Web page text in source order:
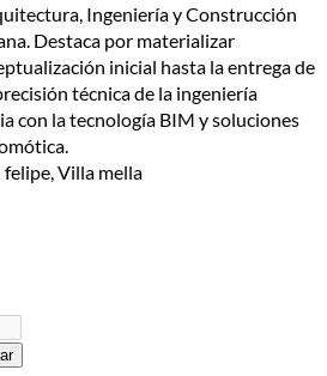
Ingeniería y Construcción
Destaca por materializar
inicial hasta la entrega de
técnica de la ingeniería
con la tecnología BIM y soluciones
felipe, Villa mella